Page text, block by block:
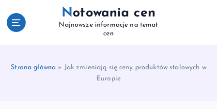
Notowania cen
Najnowsze informacje na temat
cen
Strona główna » Jak zmieniają się ceny produktów stalowych w
Europie